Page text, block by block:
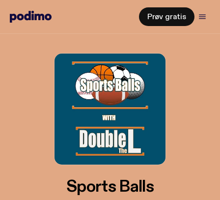
Prøv gratis
Sports Balls